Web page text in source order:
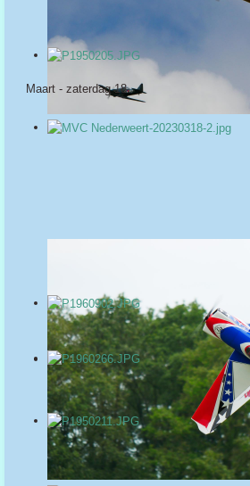
Maart - zaterdag 18